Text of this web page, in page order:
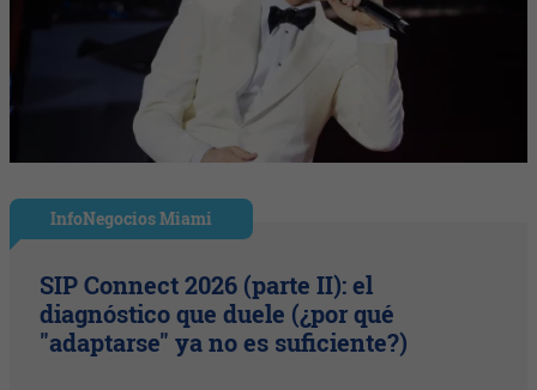
InfoNegocios Miami
SIP Connect 2026 (parte II): el
diagnóstico que duele (¿por qué
"adaptarse" ya no es suficiente?)